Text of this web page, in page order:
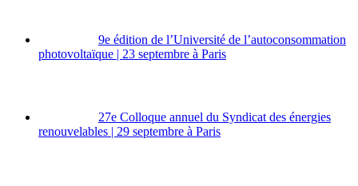
9e édition de l’Université de l’autoconsommation
photovoltaïque | 23 septembre à Paris
27e Colloque annuel du Syndicat des énergies
renouvelables | 29 septembre à Paris